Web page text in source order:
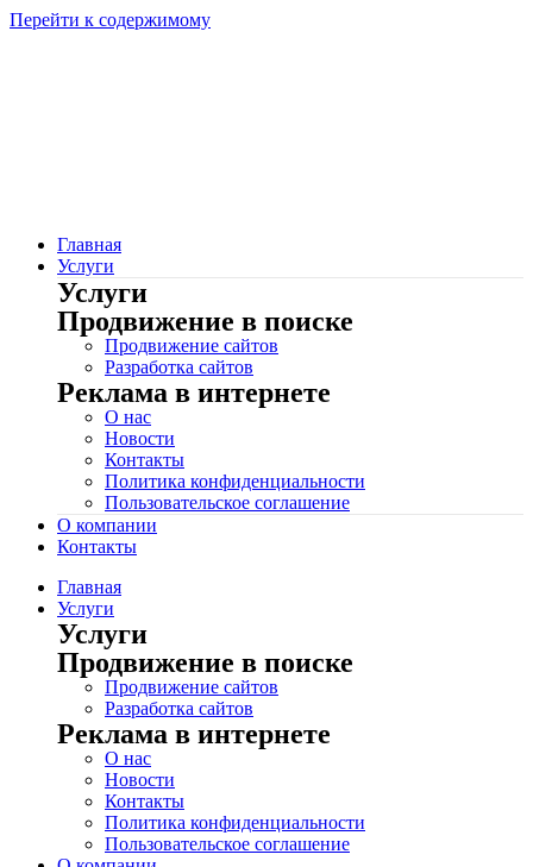
Перейти к содержимому
Главная
Услуги
Услуги
Продвижение в поиске
Продвижение сайтов
Разработка сайтов
Реклама в интернете
О нас
Новости
Контакты
Политика конфиденциальности
Пользовательское соглашение
О компании
Контакты
Главная
Услуги
Услуги
Продвижение в поиске
Продвижение сайтов
Разработка сайтов
Реклама в интернете
О нас
Новости
Контакты
Политика конфиденциальности
Пользовательское соглашение